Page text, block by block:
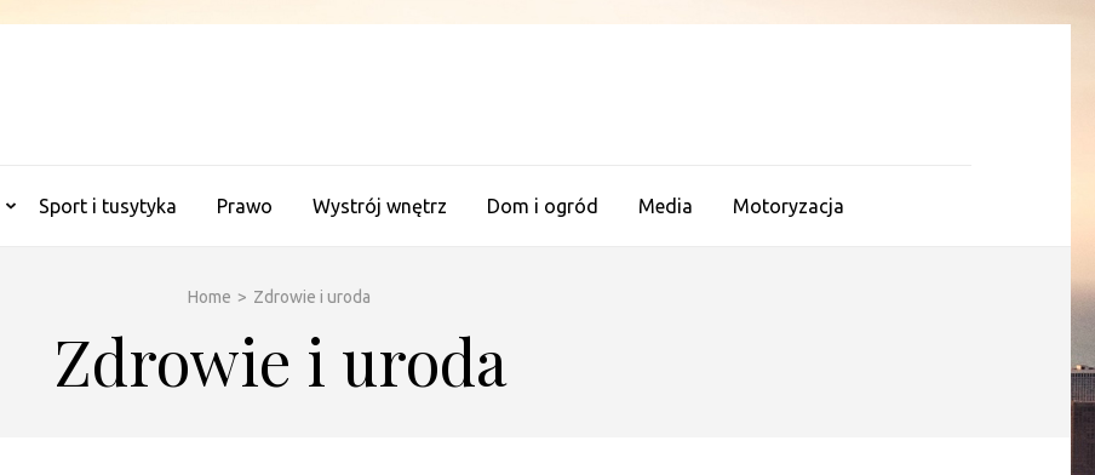
Sport i tusytyka Prawo Wystrój wnętrz Dom i ogród Media Motoryzacja
Home > Zdrowie i uroda
Zdrowie i uroda